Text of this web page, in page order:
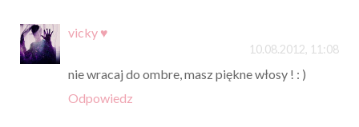
vicky ♥
10.08.2012, 11:08
nie wracaj do ombre, masz piękne włosy ! : )
Odpowiedz